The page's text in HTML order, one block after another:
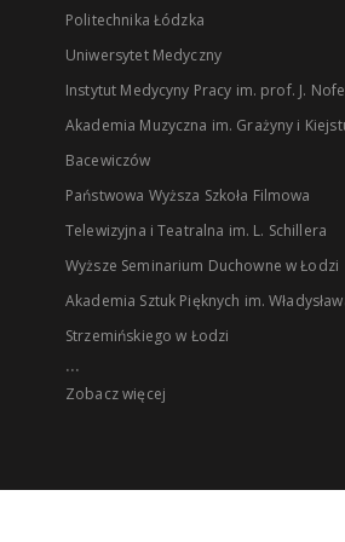
Politechnika Łódzka
Uniwersytet Medyczny
Instytut Medycyny Pracy im. prof. J.
Akademia Muzyczna im. Grażyny i
Bacewiczów
Państwowa Wyższa Szkoła Filmowa
Telewizyjna i Teatralna im. L. Schillera
Wyższe Seminarium Duchowne w Łodzi
Akademia Sztuk Pięknych im.
Strzemińskiego w Łodzi
...
Zobacz więcej